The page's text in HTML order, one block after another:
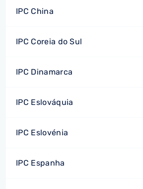
IPC China
IPC Coreia do Sul
IPC Dinamarca
IPC Eslováquia
IPC Eslovénia
IPC Espanha